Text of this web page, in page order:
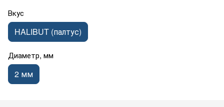
Вкус
HALIBUT (палтус)
Диаметр, мм
2 мм